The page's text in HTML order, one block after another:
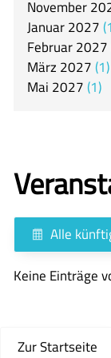
Unsere
Kontakt
🇬🇧
November
Januar2027 1
Februar2027
März 2027 1
Mai 2027 1
Alle
Keine Einträge
Zur Startseite